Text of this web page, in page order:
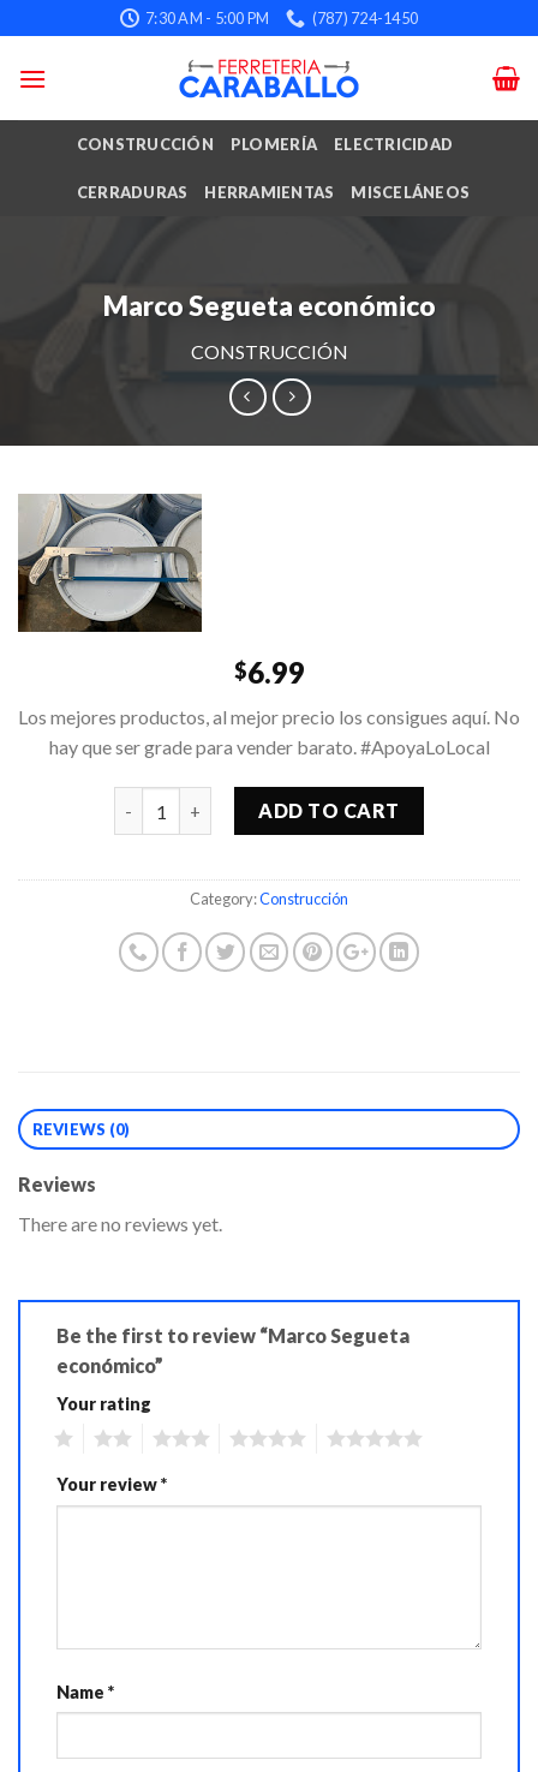
to
content
7:30 AM - 5:00 PM (787) 724-1450
CONSTRUCCIÓN PLOMERÍA ELECTRICIDAD
CERRADURAS HERRAMIENTAS MISCELÁNEOS
Marco Segueta económico
CONSTRUCCIÓN
$6.99
Los mejores productos, al mejor precio los consigues aquí. No
hay que ser grade para vender barato. #ApoyaLoLocal
ADD TO CART
Category:Construcción
REVIEWS (0)
Reviews
There are no reviews yet.
Be the first to review “Marco Segueta
económico”
Your rating
Your review*
Name *